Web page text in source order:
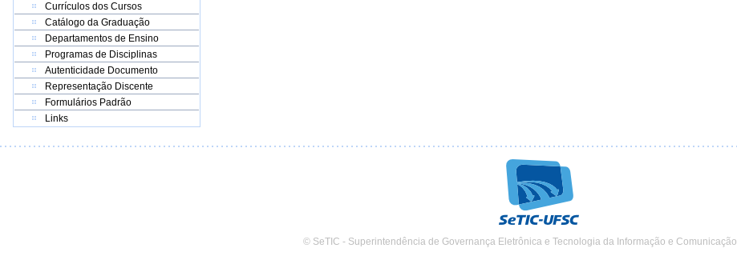
Currículos dos Cursos
Catálogo da Graduação
Departamentos de Ensino
Programas de Disciplinas
Autenticidade Documento
Representação Discente
Formulários Padrão
Links
© SeTIC - Superintendência de Governança Eletrônica e Tecnologia da Informação e Comunicação